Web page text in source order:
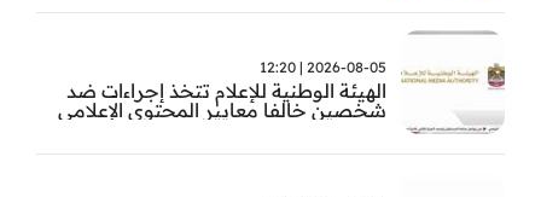
2026-08-05 | 12:20
الهيئة الوطنية للإعلام تتخذ إجراءات ضد
شخصين خالفا معايير المحتوى الإعلامي